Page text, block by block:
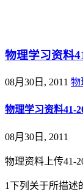
物理学习资料
08月30日, 2011 物
物理学习资料41-
08月30日, 2011
物理资料上传41-
1下列关于所描